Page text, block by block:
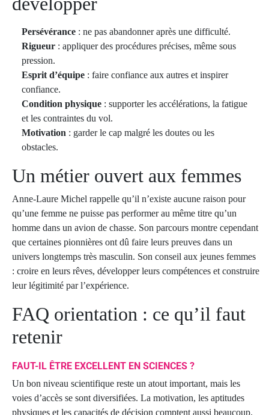
Persévérance : ne pas abandonner après une difficulté.
Rigueur : appliquer des procédures précises, même sous
pression.
Esprit d’équipe : faire confiance aux autres et inspirer
confiance.
Condition physique : supporter les accélérations, la fatigue
et les contraintes du vol.
Motivation : garder le cap malgré les doutes ou les
obstacles.
Un métier ouvert aux femmes
Anne-Laure Michel rappelle qu’il n’existe aucune raison pour
qu’une femme ne puisse pas performer au même titre qu’un
homme dans un avion de chasse. Son parcours montre cependant
que certaines pionnières ont dû faire leurs preuves dans un
univers longtemps très masculin. Son conseil aux jeunes femmes
: croire en leurs rêves, développer leurs compétences et construire
leur légitimité par l’expérience.
FAQ orientation : ce qu’il faut
retenir
FAUT-IL ÊTRE EXCELLENT EN SCIENCES ?
Un bon niveau scientifique reste un atout important, mais les
voies d’accès se sont diversifiées. La motivation, les aptitudes
physiques et les capacités de décision comptent aussi beaucoup.